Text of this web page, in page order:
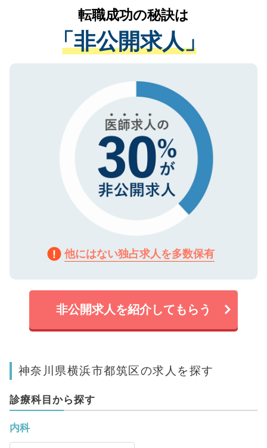
は、個人情報の取り扱いについての厳密な
管理基準を満たした事業者のみに付与され
る、プライバシーマークを取得済みです。
ご登録いただいた個人情報は、SSL（デー
で、機密保持に関してもご安心ください。
かがいして、現在の医療機関の状況や紹介
経験をまじえながら、適切なアドバイスを
させていただきます。すぐにご転職をされ
ない方には、長期的なサポートが可能です
ので、まずはご登録ください。
転職成功の秘訣は
「非公開求人」
他にはない独占求人を多数保有
非公開求人を紹介してもらう
神奈川県横浜市都筑区の求人を探す
診療科目から探す
内科